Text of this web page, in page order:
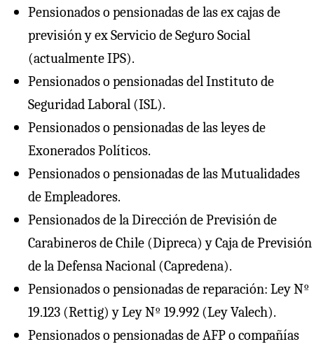
Pensionados o pensionadas de las ex cajas de
previsión y ex Servicio de Seguro Social
(actualmente IPS).
Pensionados o pensionadas del Instituto de
Seguridad Laboral (ISL).
Pensionados o pensionadas de las leyes de
Exonerados Políticos.
Pensionados o pensionadas de las Mutualidades
de Empleadores.
Pensionados de la Dirección de Previsión de
Carabineros de Chile (Dipreca) y Caja de Previsión
de la Defensa Nacional (Capredena).
Pensionados o pensionadas de reparación: Ley Nº
19.123 (Rettig) y Ley Nº 19.992 (Ley Valech).
Pensionados o pensionadas de AFP o compañías